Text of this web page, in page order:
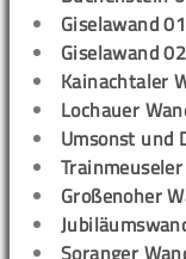
Giselawand
Giselawand
Kainachtaler
Lochauer
Umsonst und
Großenoher
Soranger